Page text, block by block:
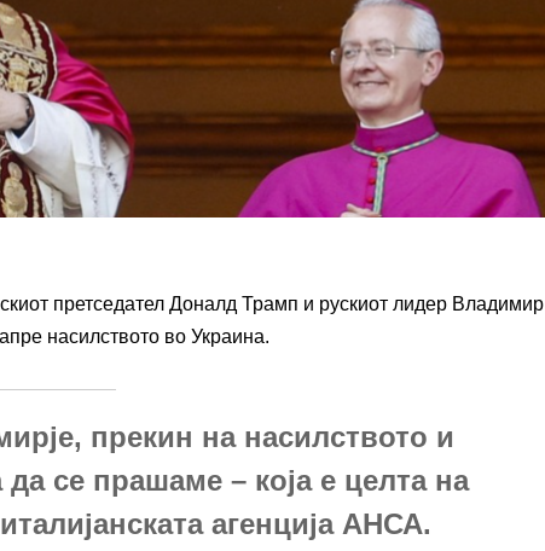
претседател Доналд Трамп и рускиот лидер Владимир
насилството во Украина.
прекин на насилството и
се прашаме – која е целта на
агенција АНСА.